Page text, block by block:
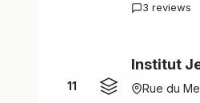
3 reviews
11
Institut
Rue du